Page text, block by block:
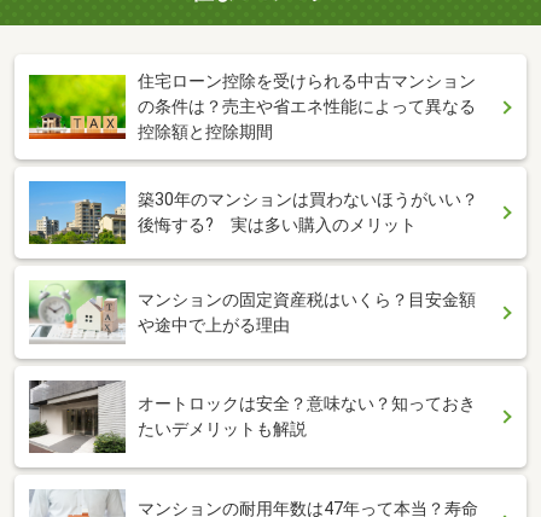
住宅ローン控除を受けられる中古マンション
の条件は？売主や省エネ性能によって異なる
控除額と控除期間
築30年のマンションは買わないほうがいい？
後悔する? 実は多い購入のメリット
マンションの固定資産税はいくら？目安金額
や途中で上がる理由
オートロックは安全？意味ない？知っておき
たいデメリットも解説
マンションの耐用年数は47年って本当？寿命